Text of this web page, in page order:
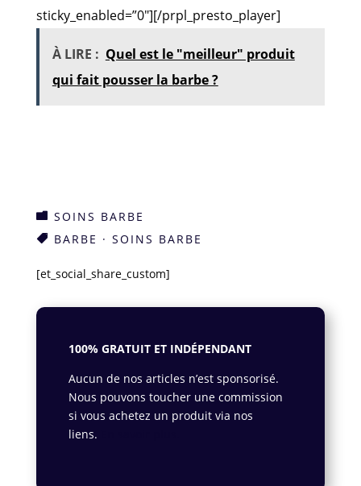
sticky_enabled=”0″][/prpl_presto_player]
À LIRE : Quel est le "meilleur" produit
qui fait pousser la barbe ?
 SOINS BARBE
 BARBE · SOINS BARBE
[et_social_share_custom]
100% GRATUIT ET INDÉPENDANT
Aucun de nos articles n’est sponsorisé.
Nous pouvons toucher une commission
si vous achetez un produit via nos
liens.